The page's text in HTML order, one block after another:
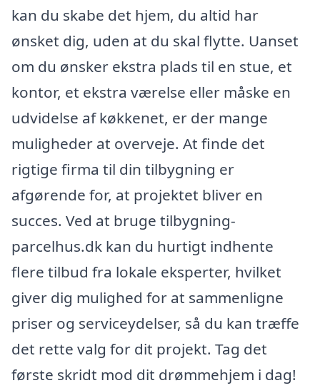
kan du skabe det hjem, du altid har
ønsket dig, uden at du skal flytte. Uanset
om du ønsker ekstra plads til en stue, et
kontor, et ekstra værelse eller måske en
udvidelse af køkkenet, er der mange
muligheder at overveje. At finde det
rigtige firma til din tilbygning er
afgørende for, at projektet bliver en
succes. Ved at bruge tilbygning-
parcelhus.dk kan du hurtigt indhente
flere tilbud fra lokale eksperter, hvilket
giver dig mulighed for at sammenligne
priser og serviceydelser, så du kan træffe
det rette valg for dit projekt. Tag det
første skridt mod dit drømmehjem i dag!